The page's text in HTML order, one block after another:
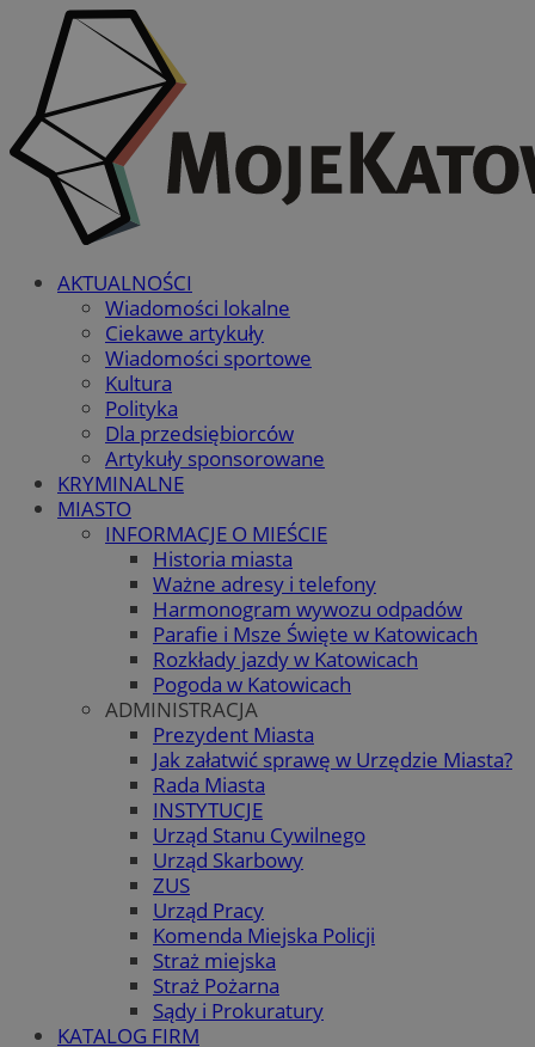
AKTUALNOŚCI
Wiadomości lokalne
Ciekawe artykuły
Wiadomości sportowe
Kultura
Polityka
Dla przedsiębiorców
Artykuły sponsorowane
KRYMINALNE
MIASTO
INFORMACJE O MIEŚCIE
Historia miasta
Ważne adresy i telefony
Harmonogram wywozu odpadów
Parafie i Msze Święte w Katowicach
Rozkłady jazdy w Katowicach
Pogoda w Katowicach
ADMINISTRACJA
Prezydent Miasta
Jak załatwić sprawę w Urzędzie Miasta?
Rada Miasta
INSTYTUCJE
Urząd Stanu Cywilnego
Urząd Skarbowy
ZUS
Urząd Pracy
Komenda Miejska Policji
Straż miejska
Straż Pożarna
Sądy i Prokuratury
KATALOG FIRM